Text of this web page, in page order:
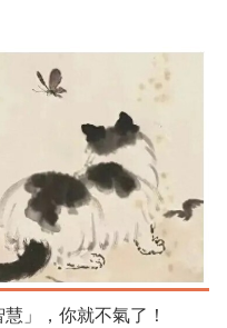
」，你就不氣了！